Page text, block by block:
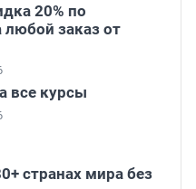
20% по
заказ от
все курсы
странах мира без